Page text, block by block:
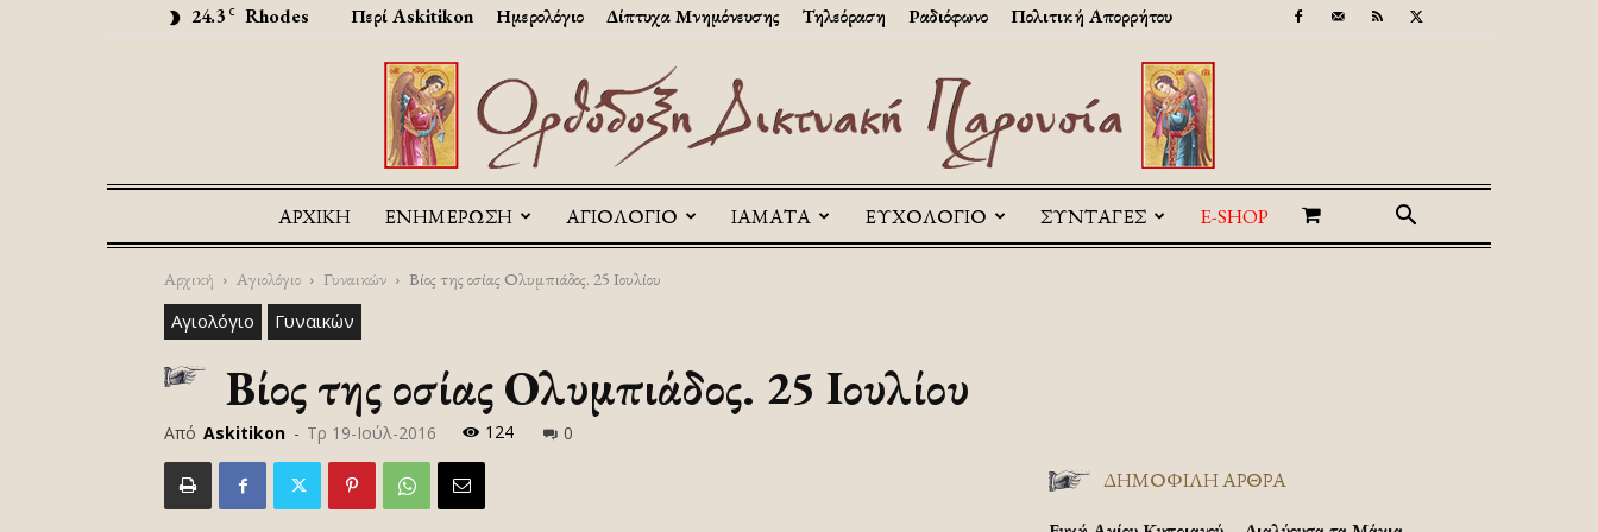
24.3 C Rhodes Περί Askitikon Ημερολόγιο Δίπτυχα Μνημόνευσης Τηλεόραση Ραδιόφωνο Πολιτική Απορρήτου
Askitikon
ΑΡΧΙΚΉ ΕΝΗΜΕΡΩΣΗ ΑΓΙΟΛΟΓΙΟ ΙΑΜΑΤΑ ΕΥΧΟΛΟΓΙΟ ΣΥΝΤΑΓΕΣ E-SHOP
Αρχική Αγιολόγιο Γυναικών Βίος της οσίας Ολυμπιάδος. 25 Ιουλίου
Αγιολόγιο Γυναικών
Βίος της οσίας Ολυμπιάδος. 25 Ιουλίου
Από Askitikon - Τρ 19-Ιούλ-2016 124 0
ΔΗΜΟΦΙΛΗ ΑΡΘΡΑ